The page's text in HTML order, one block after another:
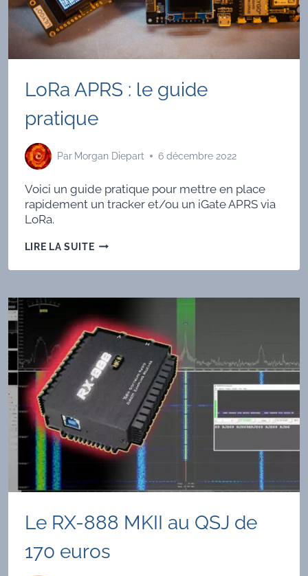
LoRa APRS : le guide
pratique
Par Morgan Diepart 6 décembre 2022
Voici un guide pratique pour mettre en place
rapidement un tracker et/ou un iGate APRS via
LoRa.
LIRE LA SUITELORA
LE
Le RX-888 MKII au QSJ de
170 euros